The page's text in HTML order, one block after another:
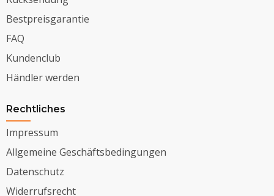
Bestpreisgarantie
FAQ
Kundenclub
Händler werden
Rechtliches
Impressum
Allgemeine Geschäftsbedingungen
Datenschutz
Widerrufsrecht